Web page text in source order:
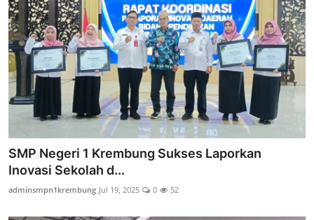
SMP Negeri 1 Krembung Sukses Laporkan
Inovasi Sekolah d...
adminsmpn1krembung Jul 19, 2025 0 52